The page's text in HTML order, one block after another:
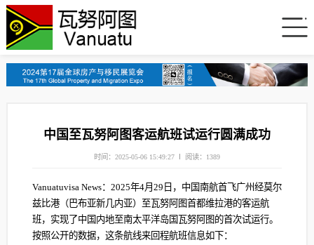
中国至瓦努阿图客运航班试运行圆满成功
时间：2025-05-06 15:49:27 阅读：1389
Vanuatuvisa News：2025年4月29日，中国南航首飞广州经莫尔
兹比港（巴布亚新几内亚）至瓦努阿图首都维拉港的客运航
班，实现了中国内地至南太平洋岛国瓦努阿图的首次试运行。
按照公开的数据，这条航线来回程航班信息如下：